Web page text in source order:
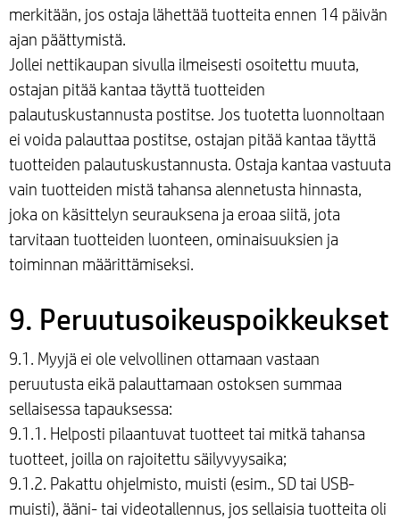
merkitään, jos ostaja lähettää tuotteita ennen 14 päivän
ajan päättymistä.
Jollei nettikaupan sivulla ilmeisesti osoitettu muuta,
ostajan pitää kantaa täyttä tuotteiden
palautuskustannusta postitse. Jos tuotetta luonnoltaan
ei voida palauttaa postitse, ostajan pitää kantaa täyttä
tuotteiden palautuskustannusta. Ostaja kantaa vastuuta
vain tuotteiden mistä tahansa alennetusta hinnasta,
joka on käsittelyn seurauksena ja eroaa siitä, jota
tarvitaan tuotteiden luonteen, ominaisuuksien ja
toiminnan määrittämiseksi.
9. Peruutusoikeuspoikkeukset
9.1. Myyjä ei ole velvollinen ottamaan vastaan
peruutusta eikä palauttamaan ostoksen summaa
sellaisessa tapauksessa:
9.1.1. Helposti pilaantuvat tuotteet tai mitkä tahansa
tuotteet, joilla on rajoitettu säilyvyysaika;
9.1.2. Pakattu ohjelmisto, muisti (esim., SD tai USB-
muisti), ääni- tai videotallennus, jos sellaisia tuotteita oli